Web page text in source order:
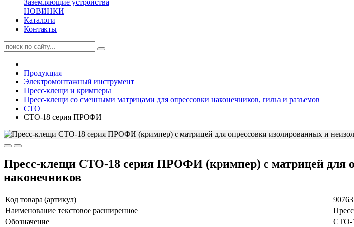
Заземляющие устройства
НОВИНКИ
Каталоги
Контакты
Продукция
Электромонтажный инструмент
Пресс-клещи и кримперы
Пресс-клещи со сменными матрицами для опрессовки наконечников, гильз и разъемов
СТО
СТО-18 серия ПРОФИ
Пресс-клещи СТО-18 серия ПРОФИ (кримпер) с матрицей для
наконечников
Код товара (артикул)
90763
Наименование текстовое расширенное
Обозначение
СТО-